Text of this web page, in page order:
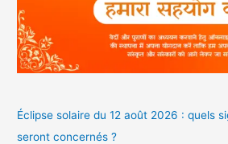
Éclipse solaire du 12 août 2026 : quels
seront concernés ?